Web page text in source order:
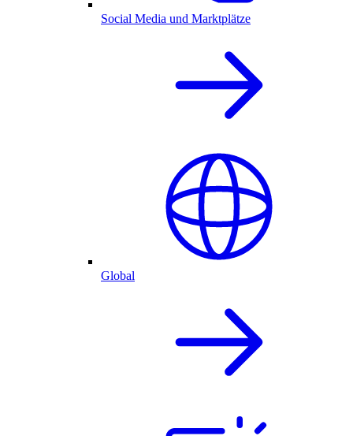
Social Media und Marktplätze
Global